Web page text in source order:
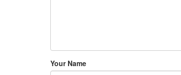
Your Name